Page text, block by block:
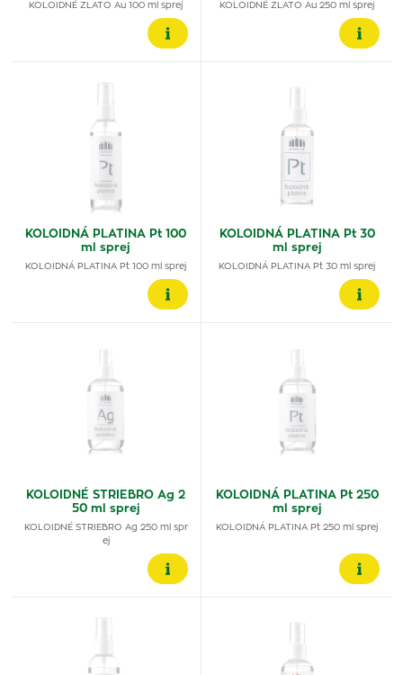
KOLOIDNÉ ZLATO Au 100 ml sprej KOLOIDNÉ ZLATO Au 250 ml sprej
KOLOIDNÁ PLATINA Pt 100
ml sprej
KOLOIDNÁ PLATINA Pt 100 ml sprej
KOLOIDNÁ PLATINA Pt 30
ml sprej
KOLOIDNÁ PLATINA Pt 30 ml sprej
KOLOIDNÉ STRIEBRO Ag 2
50 ml sprej
KOLOIDNÉ STRIEBRO Ag 250 ml spr
ej
KOLOIDNÁ PLATINA Pt 250
ml sprej
KOLOIDNÁ PLATINA Pt 250 ml sprej